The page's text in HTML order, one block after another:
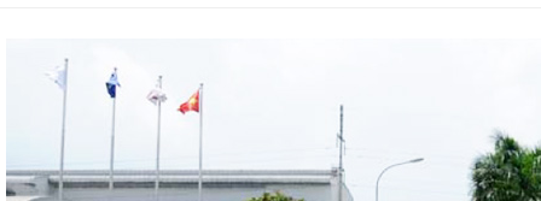
สินค้าเพื่อสิ่งแวดล้อม